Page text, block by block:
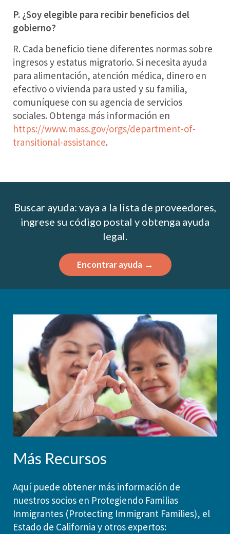
P. ¿Soy elegible para recibir beneficios del
gobierno?
R. Cada beneficio tiene diferentes normas sobre
ingresos y estatus migratorio. Si necesita ayuda
para alimentación, atención médica, dinero en
efectivo o vivienda para usted y su familia,
comuníquese con su agencia de servicios
sociales. Obtenga más información en
https://www.mass.gov/orgs/department-of-
transitional-assistance.
Buscar ayuda: vaya a la lista de proveedores,
ingrese su código postal y obtenga ayuda
legal.
Encontrar ayuda →
Más Recursos
Aquí puede obtener más información de
nuestros socios en Protegiendo Familias
Inmigrantes (Protecting Immigrant Families), el
Estado de California y otros expertos: